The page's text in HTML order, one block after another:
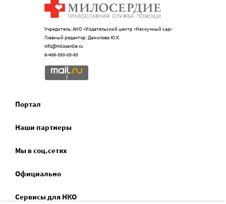
Учредитель: АНО «Издательский центр «Нескучный сад»
Главный редактор: Данилова Ю.К.
info@miloserdie.ru
8-499-350-05-95
Портал
Наши партнеры
Мы в соц.сетях
Официально
Сервисы для НКО